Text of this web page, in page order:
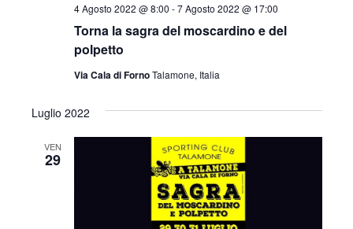
Torna la sagra del moscardino e del
polpetto
4 Agosto 2022 @ 8:00 -7 Agosto 2022 @ 17:00
Via Cala di FornoTalamone, Italia
Luglio 2022
VEN
29